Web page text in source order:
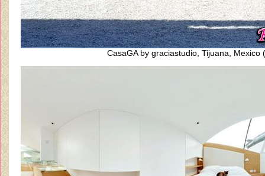
CasaGA by graciastudio, Tijuana, Mexico